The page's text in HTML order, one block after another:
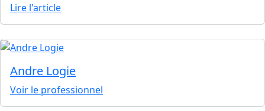
Lire l'article
Andre Logie
Voir le professionnel